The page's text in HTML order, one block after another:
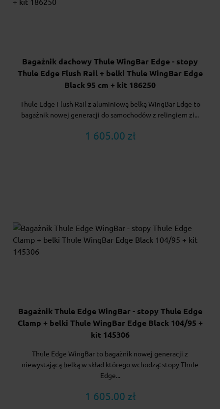
Bagażnik dachowy Thule WingBar Edge - stopy
Thule Edge Flush Rail + belki Thule WingBar Edge
Black 95 cm + kit 186250
Thule Edge Flush Rail z aluminiową belką WingBar Edge to
bagażnik nowej generacji do samochodów z relingiem zi...
1 605.00 zł
Bagażnik Thule Edge WingBar - stopy Thule Edge
Clamp + belki Thule WingBar Edge Black 104/95 +
kit 145306
Thule Edge WingBar to bagażnik nowej generacji z
niewystającą belką w skład którego wchodzą: stopy Thule
Edge...
1 605.00 zł